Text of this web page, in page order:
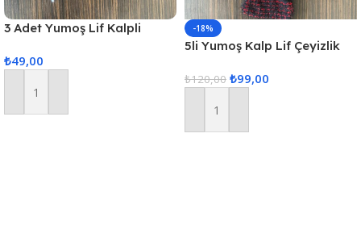
3 Adet Yumoş Lif Kalpli
₺49,00
Sepete Ekle
-18%
5li Yumoş Kalp Lif Çeyizlik
₺120,00 ₺99,00
Sepete Ekle